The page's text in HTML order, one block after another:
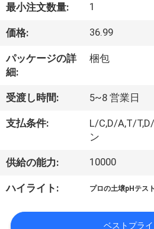
企
情
報
会
社
案
最小注文数量: 1
価格: 36.99
パッケージの詳
細:
梱包
受渡し時間: 5~8 営業日
支払条件:
L/C,D/A,T/
ン
供給の能力: 10000
ハイライト: プロの土壌pHテスト
ベストプライ